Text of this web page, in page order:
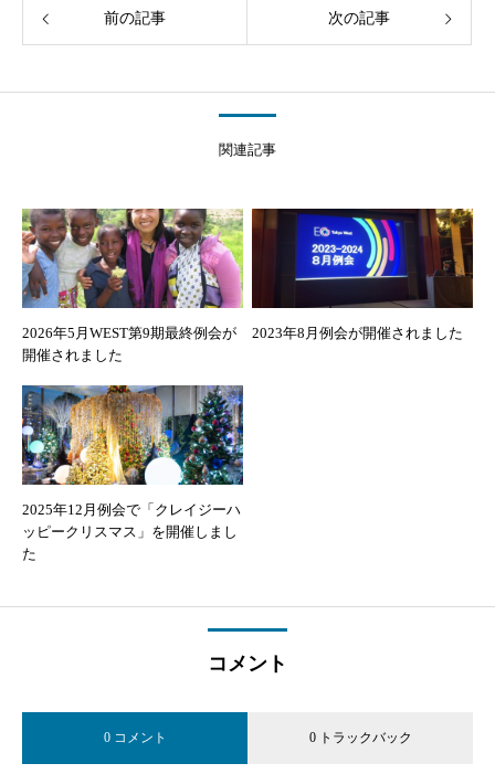
前の記事 次の記事
関連記事
2026年5月WEST第9期最終例会が
開催されました
2023年8月例会が開催されました
2025年12月例会で「クレイジーハ
ッピークリスマス」を開催しまし
た
コメント
0 コメント 0 トラックバック